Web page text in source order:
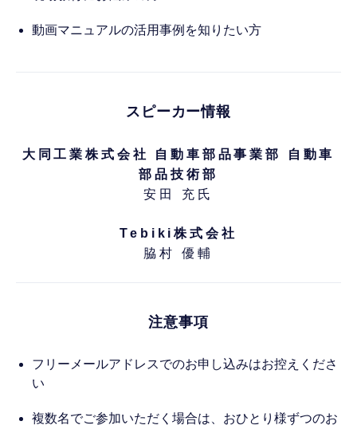
動画マニュアルの活用事例を知りたい方
スピーカー情報
大同工業株式会社 自動車部品事業部 自動車
部品技術部
安田 充氏
Tebiki株式会社
脇村 優輔
注意事項
フリーメールアドレスでのお申し込みはお控えくださ
い
複数名でご参加いただく場合は、おひとり様ずつのお